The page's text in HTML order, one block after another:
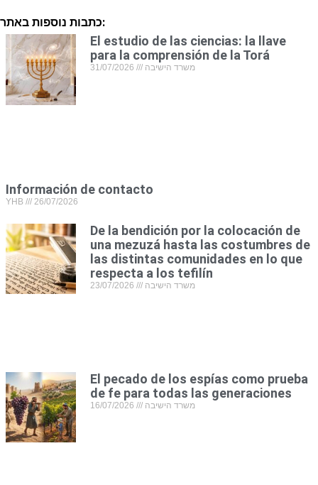
כתבות נוספות באתר:
El estudio de las ciencias: la llave
para la comprensión de la Torá
משרד הישיבה 31/07/2026
Información de contacto
YHB 26/07/2026
De la bendición por la colocación de
una mezuzá hasta las costumbres de
las distintas comunidades en lo que
respecta a los tefilín
משרד הישיבה 23/07/2026
El pecado de los espías como prueba
de fe para todas las generaciones
משרד הישיבה 16/07/2026